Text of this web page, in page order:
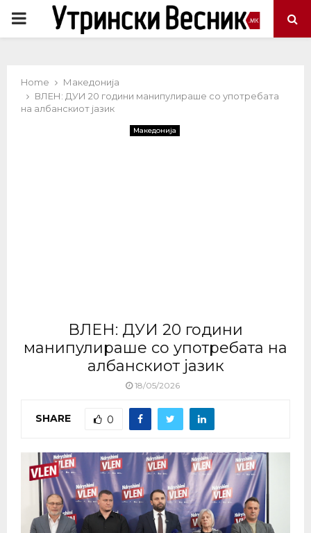
PRIMARY
Home
Македонија
ВЛЕН: ДУИ 20 години манипулираше со употребата
на албанскиот јазик
Македонија
ВЛЕН: ДУИ 20 години
манипулираше со употребата на
албанскиот јазик
18/05/2026
SHARE 0